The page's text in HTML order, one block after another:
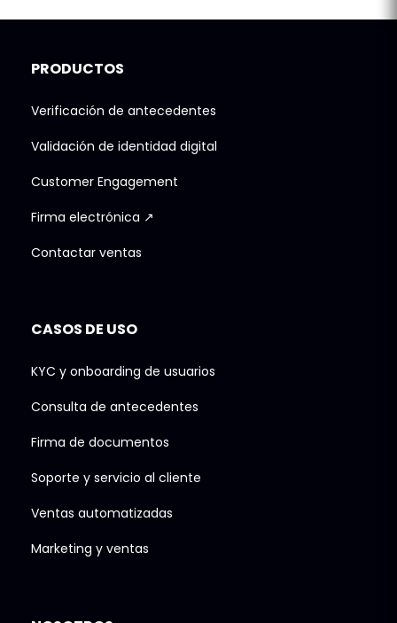
PRODUCTOS
Verificación de antecedentes
Validación de identidad digital
Customer Engagement
Firma electrónica ↗
Contactar ventas
CASOS DE USO
KYC y onboarding de usuarios
Consulta de antecedentes
Firma de documentos
Soporte y servicio al cliente
Ventas automatizadas
Marketing y ventas